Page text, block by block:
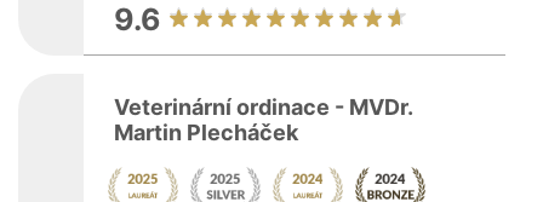
9.6
Veterinární ordinace - MVDr.
Martin Plecháček